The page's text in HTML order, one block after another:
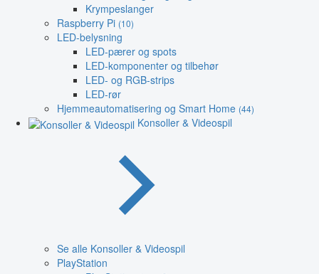
Krympeslanger
Raspberry Pi (10)
LED-belysning
LED-pærer og spots
LED-komponenter og tilbehør
LED- og RGB-strips
LED-rør
Hjemmeautomatisering og Smart Home (44)
Konsoller & Videospil
Se alle Konsoller & Videospil
PlayStation